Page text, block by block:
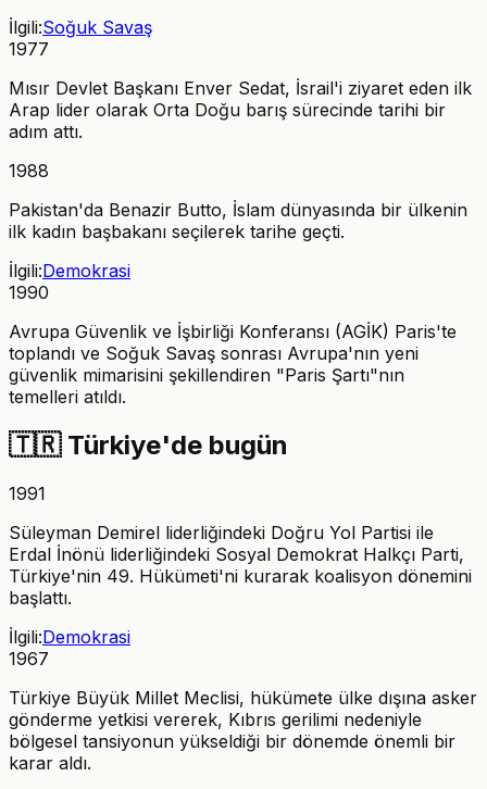
İlgili:Soğuk Savaş
1977
Mısır Devlet Başkanı Enver Sedat, İsrail'i ziyaret eden ilk
Arap lider olarak Orta Doğu barış sürecinde tarihi bir
adım attı.
1988
Pakistan'da Benazir Butto, İslam dünyasında bir ülkenin
ilk kadın başbakanı seçilerek tarihe geçti.
İlgili:Demokrasi
1990
Avrupa Güvenlik ve İşbirliği Konferansı (AGİK) Paris'te
toplandı ve Soğuk Savaş sonrası Avrupa'nın yeni
güvenlik mimarisini şekillendiren "Paris Şartı"nın
temelleri atıldı.
🇹🇷 Türkiye'de bugün
1991
Süleyman Demirel liderliğindeki Doğru Yol Partisi ile
Erdal İnönü liderliğindeki Sosyal Demokrat Halkçı Parti,
Türkiye'nin 49. Hükümeti'ni kurarak koalisyon dönemini
başlattı.
İlgili:Demokrasi
1967
Türkiye Büyük Millet Meclisi, hükümete ülke dışına asker
gönderme yetkisi vererek, Kıbrıs gerilimi nedeniyle
bölgesel tansiyonun yükseldiği bir dönemde önemli bir
karar aldı.